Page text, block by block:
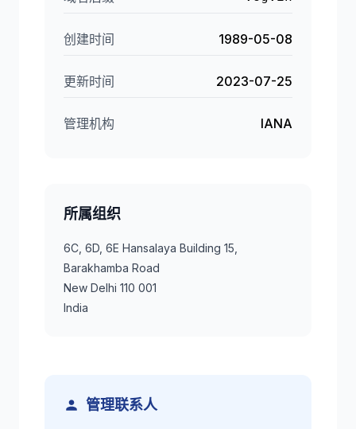
创建时间 1989-05-08
更新时间 2023-07-25
管理机构 IANA
所属组织
6C, 6D, 6E Hansalaya Building 15,
Barakhamba Road
New Delhi 110 001
India
管理联系人